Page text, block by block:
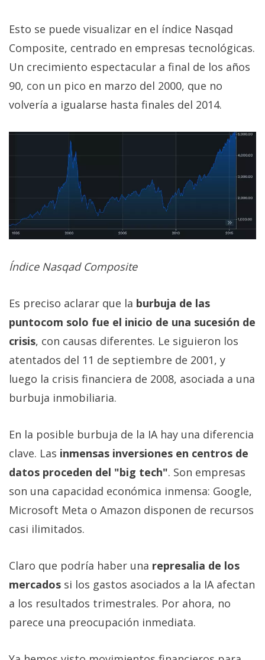
Esto se puede visualizar en el índice Nasqad
Composite, centrado en empresas tecnológicas.
Un crecimiento espectacular a final de los años
90, con un pico en marzo del 2000, que no
volvería a igualarse hasta finales del 2014.
Índice Nasqad Composite
Es preciso aclarar que la burbuja de las
puntocom solo fue el inicio de una sucesión de
crisis, con causas diferentes. Le siguieron los
atentados del 11 de septiembre de 2001, y
luego la crisis financiera de 2008, asociada a una
burbuja inmobiliaria.
En la posible burbuja de la IA hay una diferencia
clave. Las inmensas inversiones en centros de
datos proceden del "big tech". Son empresas
son una capacidad económica inmensa: Google,
Microsoft Meta o Amazon disponen de recursos
casi ilimitados.
Claro que podría haber una represalia de los
mercados si los gastos asociados a la IA afectan
a los resultados trimestrales. Por ahora, no
parece una preocupación inmediata.